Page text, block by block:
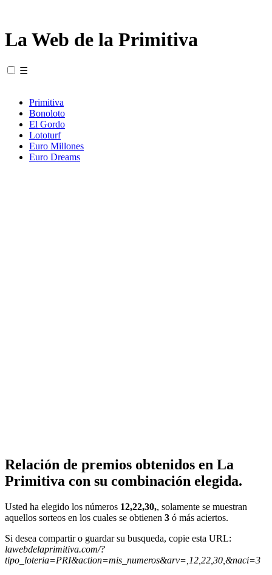
La Web de la Primitiva
☰
Primitiva
Bonoloto
El Gordo
Lototurf
Euro Millones
Euro Dreams
Relación de premios obtenidos en La
Primitiva con su combinación elegida.
Usted ha elegido los números 12,22,30,, solamente se muestran
aquellos sorteos en los cuales se obtienen 3 ó más aciertos.
Si desea compartir o guardar su busqueda, copie esta URL:
lawebdelaprimitiva.com/?
tipo_loteria=PRI&action=mis_numeros&arv=,12,22,30,&naci=3